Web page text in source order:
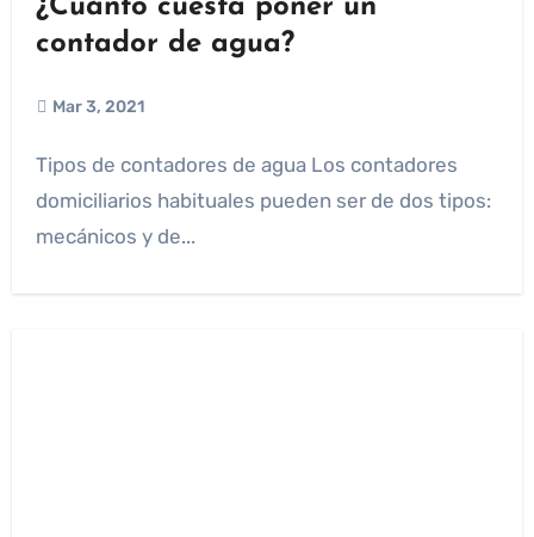
¿Cuánto cuesta poner un
contador de agua?
Mar 3, 2021
Tipos de contadores de agua Los contadores
domiciliarios habituales pueden ser de dos tipos:
mecánicos y de...